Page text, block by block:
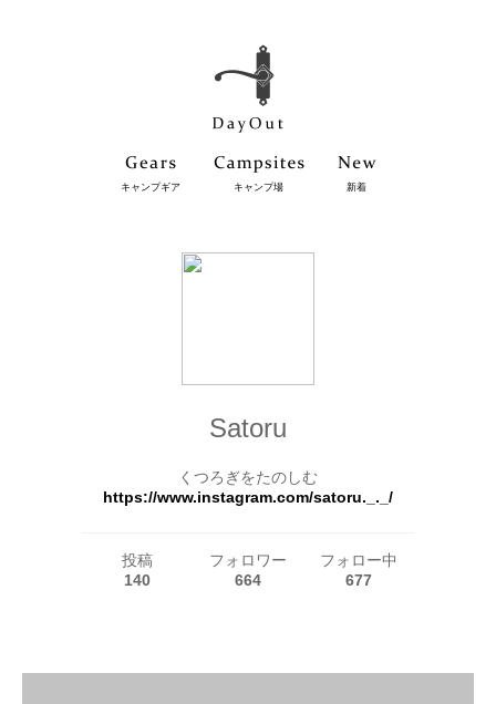
キャンプギア キャンプ場 新着
Satoru
くつろぎをたのしむ
https://www.instagram.com/satoru._._/
投稿
140
フォロワー
664
フォロー中
677